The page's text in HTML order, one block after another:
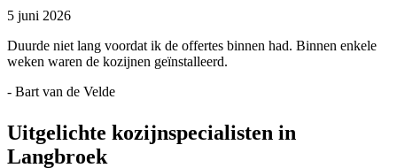
5 juni 2026
Duurde niet lang voordat ik de offertes binnen had. Binnen enkele
weken waren de kozijnen geïnstalleerd.
- Bart van de Velde
Uitgelichte kozijnspecialisten in
Langbroek